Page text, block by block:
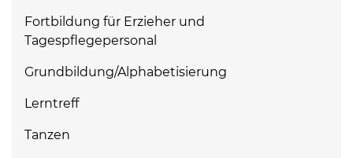
Fortbildung für Erzieher und
Tagespflegepersonal
Grundbildung/Alphabetisierung
Lerntreff
Tanzen